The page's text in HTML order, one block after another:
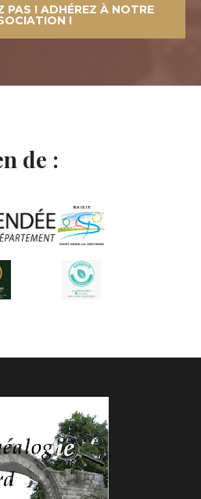
PAS ! ADHÉREZ À NOTRE
!
de :